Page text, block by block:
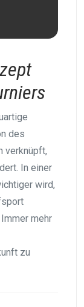
des
verknüpft,
In einer
wird,
mehr
zu